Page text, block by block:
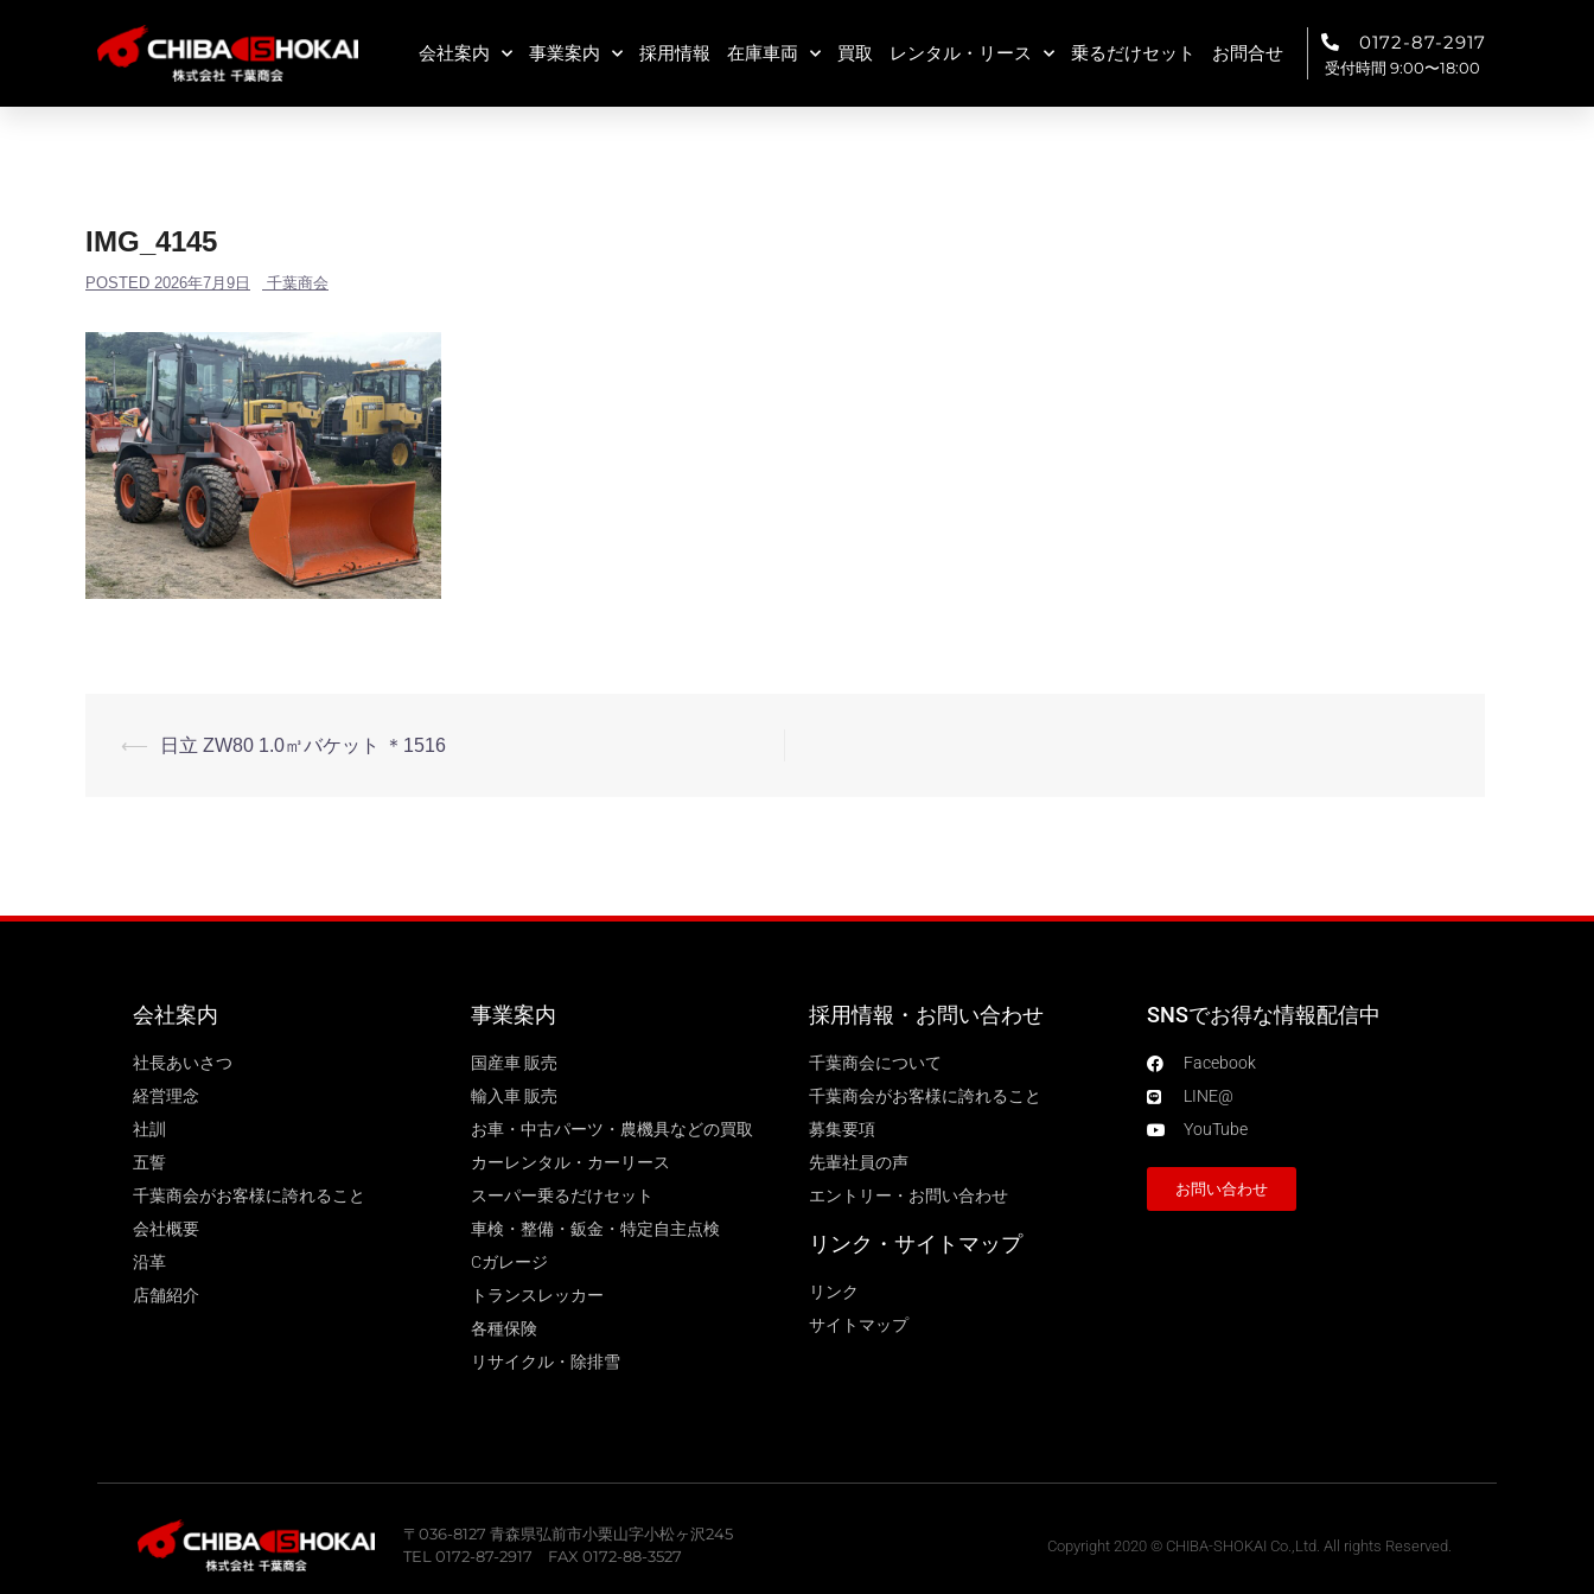
会社案内 事業案内 採用情報 在庫車両 買取 レンタル・リース 乗るだけセット お問合せ 0172-87-2917
受付時間 9:00〜18:00
IMG_4145
POSTED 2026年7月9日 千葉商会
⟵ 日立 ZW80 1.0㎥バケット ＊1516
会社案内
社長あいさつ
経営理念
社訓
五誓
千葉商会がお客様に誇れること
会社概要
沿革
店舗紹介
事業案内
国産車 販売
輸入車 販売
お車・中古パーツ・農機具などの買取
カーレンタル・カーリース
スーパー乗るだけセット
車検・整備・鈑金・特定自主点検
Cガレージ
トランスレッカー
各種保険
リサイクル・除排雪
採用情報・お問い合わせ
千葉商会について
千葉商会がお客様に誇れること​
募集要項
先輩社員の声
エントリー・お問い合わせ
リンク・サイトマップ
リンク
サイトマップ
SNSでお得な情報配信中
Facebook
LINE@
YouTube
お問い合わせ
〒036-8127 青森県弘前市小栗山字小松ヶ沢245
TEL 0172-87-2917 FAX 0172-88-3527
Copyright 2020 © CHIBA-SHOKAI Co.,Ltd. All rights Reserved.